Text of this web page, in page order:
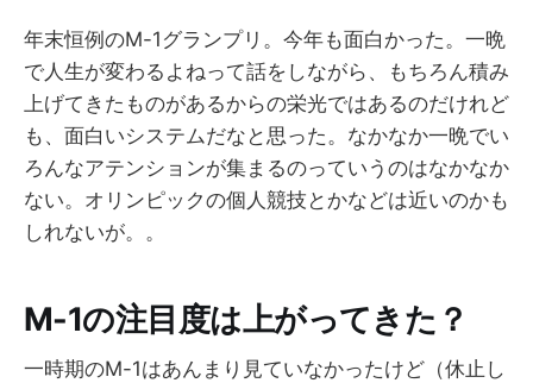
年末恒例のM-1グランプリ。今年も面白かった。一晩
で人生が変わるよねって話をしながら、もちろん積み
上げてきたものがあるからの栄光ではあるのだけれど
も、面白いシステムだなと思った。なかなか一晩でい
ろんなアテンションが集まるのっていうのはなかなか
ない。オリンピックの個人競技とかなどは近いのかも
しれないが。。
M-1の注目度は上がってきた？
一時期のM-1はあんまり見ていなかったけど（休止し